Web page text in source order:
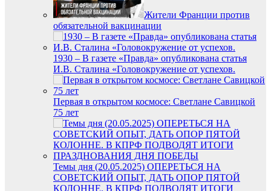
Жители Франции против
обязательной вакцинации
1930 – В газете «Правда» опубликована статья
И.В. Сталина «Головокружение от успехов.
Первая в открытом космосе: Светлане Савицкой
75 лет
Темы дня (20.05.2025) ОПЕРЕТЬСЯ НА
СОВЕТСКИЙ ОПЫТ, ДАТЬ ОПОР ПЯТОЙ
КОЛОННЕ. В КПРФ ПОДВОДЯТ ИТОГИ